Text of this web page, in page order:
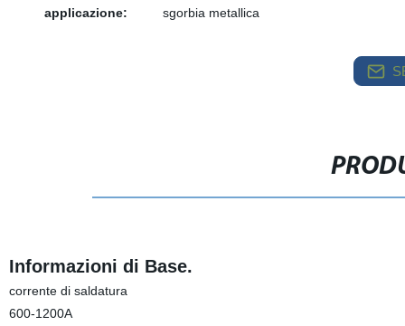
applicazione:
sgorbia metallica
Informazioni di Base.
corrente di saldatura
600-1200A